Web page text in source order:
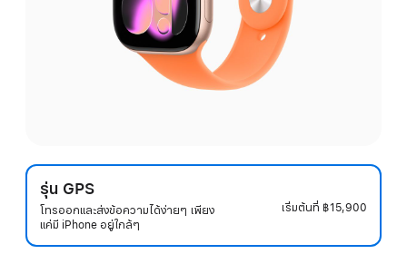
รุ่น GPS
โทรออกและส่งข้อความได้ง่ายๆ เพียง
แค่มี iPhone อยู่ใกล้ๆ
เริ่มต้นที่ ฿15,900